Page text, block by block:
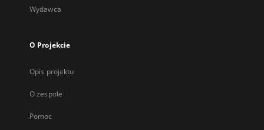
Wydawca
O Projekcie
Opis projektu
O zespole
Pomoc